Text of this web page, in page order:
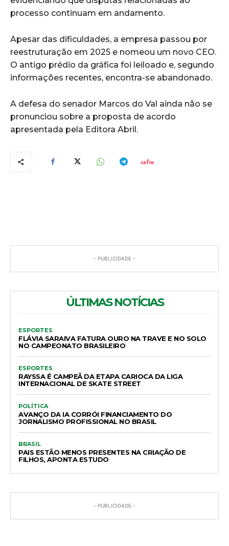
processo continuam em andamento.
Apesar das dificuldades, a empresa passou por
reestruturação em 2025 e nomeou um novo CEO.
O antigo prédio da gráfica foi leiloado e, segundo
informações recentes, encontra-se abandonado.
A defesa do senador Marcos do Val ainda não se
pronunciou sobre a proposta de acordo
apresentada pela Editora Abril.
- PUBLICIDADE -
ÚLTIMAS NOTÍCIAS
ESPORTES
FLÁVIA SARAIVA FATURA OURO NA TRAVE E NO SOLO
NO CAMPEONATO BRASILEIRO
ESPORTES
RAYSSA É CAMPEÃ DA ETAPA CARIOCA DA LIGA
INTERNACIONAL DE SKATE STREET
POLÍTICA
AVANÇO DA IA CORRÓI FINANCIAMENTO DO
JORNALISMO PROFISSIONAL NO BRASIL
BRASIL
PAIS ESTÃO MENOS PRESENTES NA CRIAÇÃO DE
FILHOS, APONTA ESTUDO
- PUBLICIDADE -